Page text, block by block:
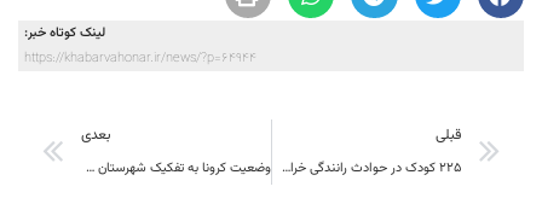
لینک کوتاه خبر:
https://khabarvahonar.ir/news/?p=64944
قبلی
225 کودک در حوادث رانندگی خراسان جنوبی مجروح شدند
بعدی
وضعیت کرونا به تفکیک شهرستان های خراسان جنوبی چهارشنبه 26 آبان ماه ۱۴۰۰